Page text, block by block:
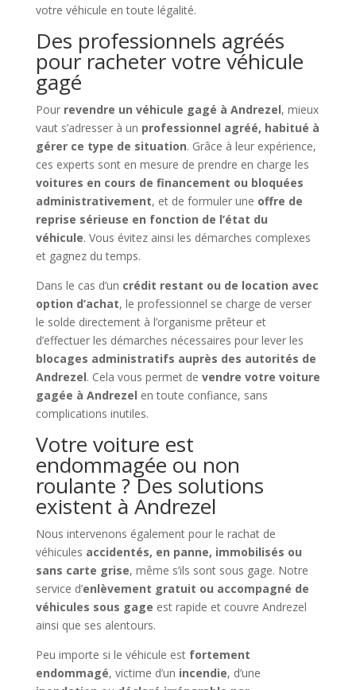
votre véhicule en toute légalité.
Des professionnels agréés
pour racheter votre véhicule
gagé
Pour revendre un véhicule gagé à Andrezel, mieux
vaut s’adresser à un professionnel agréé, habitué à
gérer ce type de situation. Grâce à leur expérience,
ces experts sont en mesure de prendre en charge les
voitures en cours de financement ou bloquées
administrativement, et de formuler une offre de
reprise sérieuse en fonction de l’état du
véhicule. Vous évitez ainsi les démarches complexes
et gagnez du temps.
Dans le cas d’un crédit restant ou de location avec
option d’achat, le professionnel se charge de verser
le solde directement à l’organisme prêteur et
d’effectuer les démarches nécessaires pour lever les
blocages administratifs auprès des autorités de
Andrezel. Cela vous permet de vendre votre voiture
gagée à Andrezel en toute confiance, sans
complications inutiles.
Votre voiture est
endommagée ou non
roulante ? Des solutions
existent à Andrezel
Nous intervenons également pour le rachat de
véhicules accidentés, en panne, immobilisés ou
sans carte grise, même s’ils sont sous gage. Notre
service d’enlèvement gratuit ou accompagné de
véhicules sous gage est rapide et couvre Andrezel
ainsi que ses alentours.
Peu importe si le véhicule est fortement
endommagé, victime d’un incendie, d’une